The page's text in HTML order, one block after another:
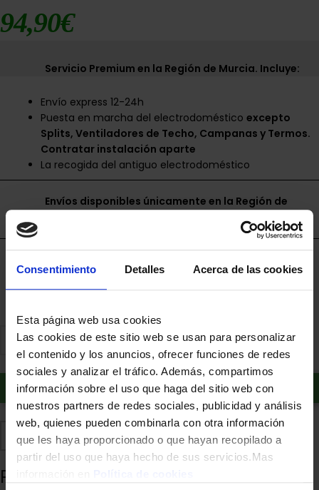
Consentimiento Detalles Acerca de las cookies
Esta página web usa cookies
Las cookies de este sitio web se usan para personalizar
el contenido y los anuncios, ofrecer funciones de redes
sociales y analizar el tráfico. Además, compartimos
información sobre el uso que haga del sitio web con
nuestros partners de redes sociales, publicidad y análisis
web, quienes pueden combinarla con otra información
que les haya proporcionado o que hayan recopilado a
partir del uso que haya hecho de sus servicios.Mas
94,90€
Servicio Premium en la Región de Murcia. Incluye:
Envío express 12-24h
Puesta en marcha del electrodomésticoexcepto
Splits, Ventiladores de Techo, Campanas y Termos.
Contratar instalación aparte
La recogida del antiguo electrodoméstico
Envíos disponibles únicamente en la Región de
Añadir al carrito
Añadir a favoritos Comparte
Productos relacionados